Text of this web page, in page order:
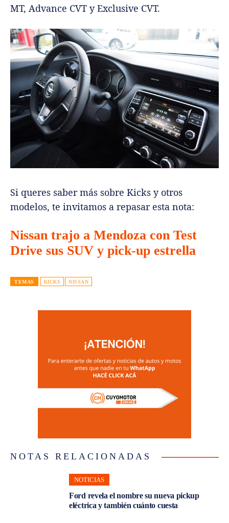
MT, Advance CVT y Exclusive CVT.
Si queres saber más sobre Kicks y otros
modelos, te invitamos a repasar esta nota:
Nissan trajo a Mendoza con Test
Drive sus SUV y pick-up estrella
TEMAS KICKS NISSAN
NOTAS RELACIONADAS
NOTICIAS
Ford revela el nombre su nueva pickup
eléctrica y también cuánto cuesta